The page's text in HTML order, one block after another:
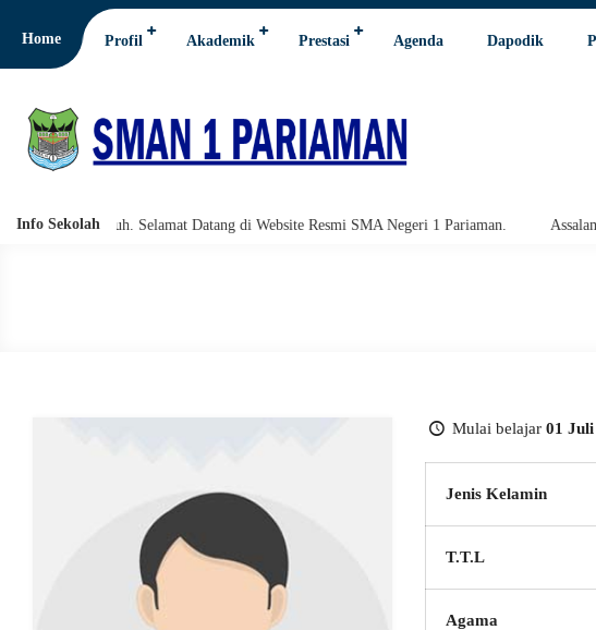
Home Profil Akademik Prestasi Agenda Dapodik
Info Sekolah
wabarakatuh. Selamat Datang di Website Resmi SMA Negeri 1 Pariaman.
Mulai belajar 01 Juli
Jenis Kelamin
T.T.L
Agama